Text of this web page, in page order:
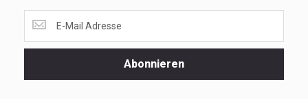
dir
unsere
Abonnieren